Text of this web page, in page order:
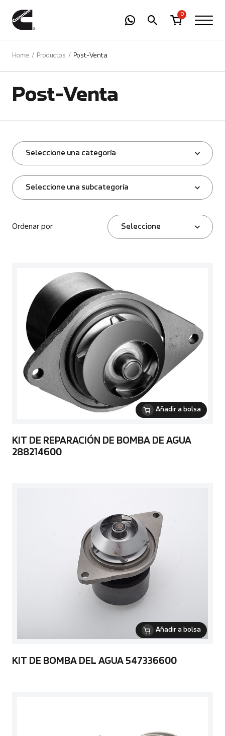
0
Home Productos Post-Venta
Post-Venta
Seleccione una categoría
Seleccione una subcategoría
Ordenar por Seleccione
Añadir a bolsa
KIT DE REPARACIÓN DE BOMBA DE AGUA
288214600
Añadir a bolsa
KIT DE BOMBA DEL AGUA 547336600